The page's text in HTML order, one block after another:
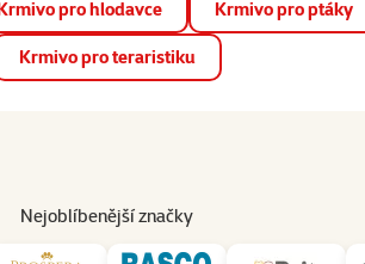
aplikaci Super zoo.Více informací
pro hlodavce Krmivo pro ptáky
Krmivo pro teraristiku
Nejoblíbenější značky
Služby